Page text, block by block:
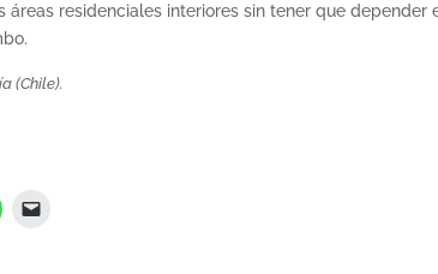
áreas residenciales interiores sin tener que depender
(Chile).